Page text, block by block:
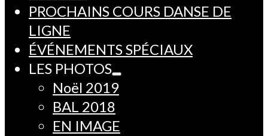
PROCHAINS COURS DANSE DE
LIGNE
ÉVÉNEMENTS SPÉCIAUX
LES PHOTOS
Noël 2019
BAL 2018
EN IMAGE